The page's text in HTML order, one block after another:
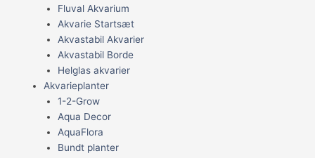
Fluval Akvarium
Akvarie Startsæt
Akvastabil Akvarier
Akvastabil Borde
Helglas akvarier
Akvarieplanter
1-2-Grow
Aqua Decor
AquaFlora
Bundt planter